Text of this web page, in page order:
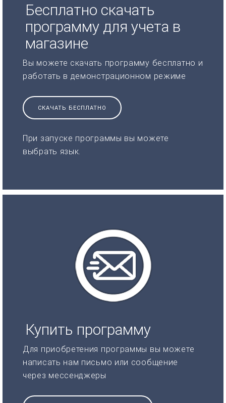
Бесплатно скачать
программу для учета в
магазине
Вы можете скачать программу бесплатно и
работать в демонстрационном режиме
СКАЧАТЬ БЕСПЛАТНО
При запуске программы вы можете
выбрать язык.
Купить программу
Для приобретения программы вы можете
написать нам письмо или сообщение
через мессенджеры